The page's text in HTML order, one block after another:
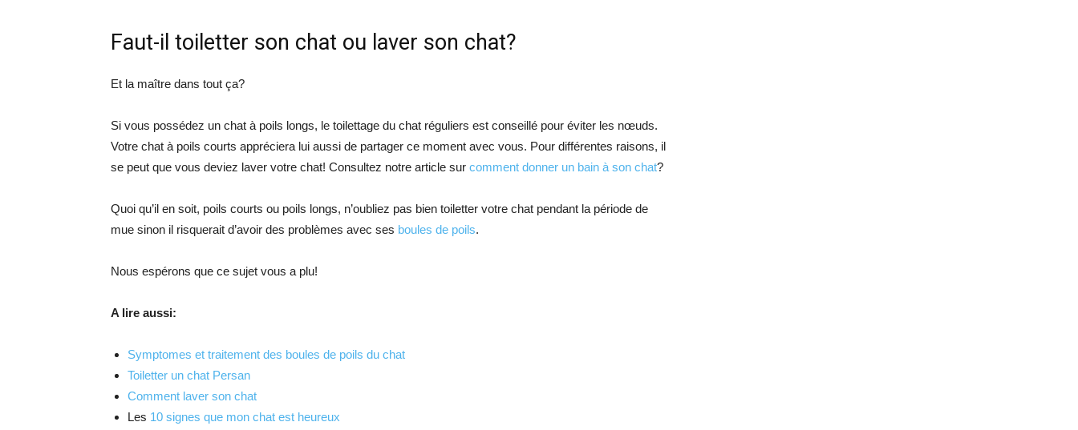
Faut-il toiletter son chat ou laver son chat?
Et la maître dans tout ça?
Si vous possédez un chat à poils longs, le toilettage du chat réguliers est conseillé pour éviter les nœuds.
Votre chat à poils courts appréciera lui aussi de partager ce moment avec vous. Pour différentes raisons, il
se peut que vous deviez laver votre chat! Consultez notre article sur comment donner un bain à son chat?
Quoi qu’il en soit, poils courts ou poils longs, n’oubliez pas bien toiletter votre chat pendant la période de
mue sinon il risquerait d’avoir des problèmes avec ses boules de poils.
Nous espérons que ce sujet vous a plu!
A lire aussi:
Symptomes et traitement des boules de poils du chat
Toiletter un chat Persan
Comment laver son chat
Les 10 signes que mon chat est heureux